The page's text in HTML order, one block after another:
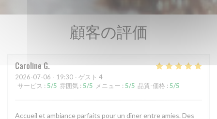
顧客の評価
Caroline G
2026-07-06 - 19:30 - ゲスト 4
サービス : 5/5 雰囲気 : 5/5 メニュー : 5/5 品質-価格 : 5/5
Accueil et ambiance parfaits pour un dîner entre amies. Des